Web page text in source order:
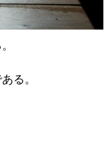
る。